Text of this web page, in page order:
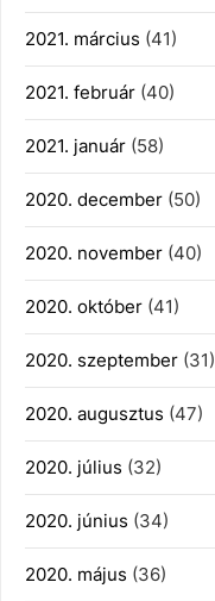
2021. március (41)
2021. február (40)
2021. január (58)
2020. december (50)
2020. november (40)
2020. október (41)
2020. szeptember (31)
2020. augusztus (47)
2020. július (32)
2020. június (34)
2020. május (36)